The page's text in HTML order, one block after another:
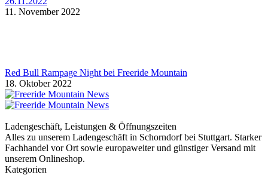
11. November 2022
Red Bull Rampage Night bei Freeride Mountain
18. Oktober 2022
Ladengeschäft, Leistungen & Öffnungszeiten
Alles zu unserem Ladengeschäft in Schorndorf bei Stuttgart. Starker
Fachhandel vor Ort sowie europaweiter und günstiger Versand mit
unserem Onlineshop.
Kategorien